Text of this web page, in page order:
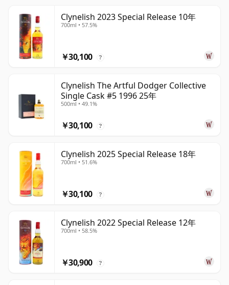
Clynelish 2023 Special Release 10年
700ml • 57.5%
￥30,100 ?
Clynelish The Artful Dodger Collective
Single Cask #5 1996 25年
500ml • 49.1%
￥30,100 ?
Clynelish 2025 Special Release 18年
700ml • 51.6%
￥30,100 ?
Clynelish 2022 Special Release 12年
700ml • 58.5%
￥30,900 ?